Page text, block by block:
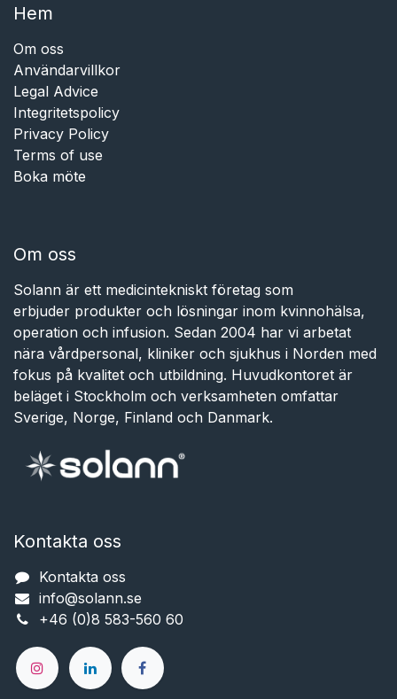
Hem​​
Om oss
Användarvillkor
Legal Advice
Integritetspolicy
Privacy Policy
Terms of use
Boka möte
Om oss
Solann är ett medicintekniskt företag som
erbjuder produkter och lösningar inom kvinnohälsa,
operation och infusion. Sedan 2004 har vi arbetat
nära vårdpersonal, kliniker och sjukhus i Norden med
fokus på kvalitet och utbildning. Huvudkontoret är
beläget i Stockholm och verksamheten omfattar
Sverige, Norge, Finland och Danmark.
Kontakta oss
Kontakta oss
info@solann.se​​​​​​
+46 (0)8 583-560 60